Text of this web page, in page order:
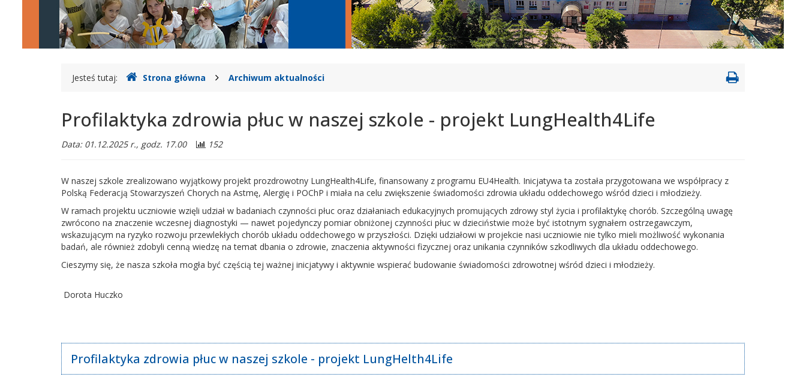
Przedszkolny
Legionowie
Gdzie
Jesteś tutaj: Strona główna Archiwum aktualności
Drukowanie
Profilaktyka zdrowia płuc w naszej szkole - projekt LungHealth4Life
Data: 01.12.2025 r., godz. 17.00 152
W naszej szkole zrealizowano wyjątkowy projekt prozdrowotny LungHealth4Life, finansowany z programu EU4Health. Inicjatywa ta została przygotowana we współpracy z
Polską Federacją Stowarzyszeń Chorych na Astmę, Alergię i POChP i miała na celu zwiększenie świadomości zdrowia układu oddechowego wśród dzieci i młodzieży.
W ramach projektu uczniowie wzięli udział w badaniach czynności płuc oraz działaniach edukacyjnych promujących zdrowy styl życia i profilaktykę chorób. Szczególną uwagę
zwrócono na znaczenie wczesnej diagnostyki — nawet pojedynczy pomiar obniżonej czynności płuc w dzieciństwie może być istotnym sygnałem ostrzegawczym,
wskazującym na ryzyko rozwoju przewlekłych chorób układu oddechowego w przyszłości. Dzięki udziałowi w projekcie nasi uczniowie nie tylko mieli możliwość wykonania
badań, ale również zdobyli cenną wiedzę na temat dbania o zdrowie, znaczenia aktywności fizycznej oraz unikania czynników szkodliwych dla układu oddechowego.
Cieszymy się, że nasza szkoła mogła być częścią tej ważnej inicjatywy i aktywnie wspierać budowanie świadomości zdrowotnej wśród dzieci i młodzieży.
Dorota Huczko
Profilaktyka zdrowia płuc w naszej szkole - projekt LungHelth4Life